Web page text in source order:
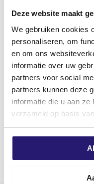
Deze website maakt
We gebruiken cookies
personaliseren, om
en om ons
informatie over uw
partners voor social
partners kunnen deze
informatie die u aan
verzameld op basis
BEOORDELINGEN (0)
Spaanplaatschroeven
Schroevendump
A2 kunnen zowel
en hebben een Torx
Torx aandrijving zijn
tussen gereedschap
montage
optimale verbinding.
Meer weergeven